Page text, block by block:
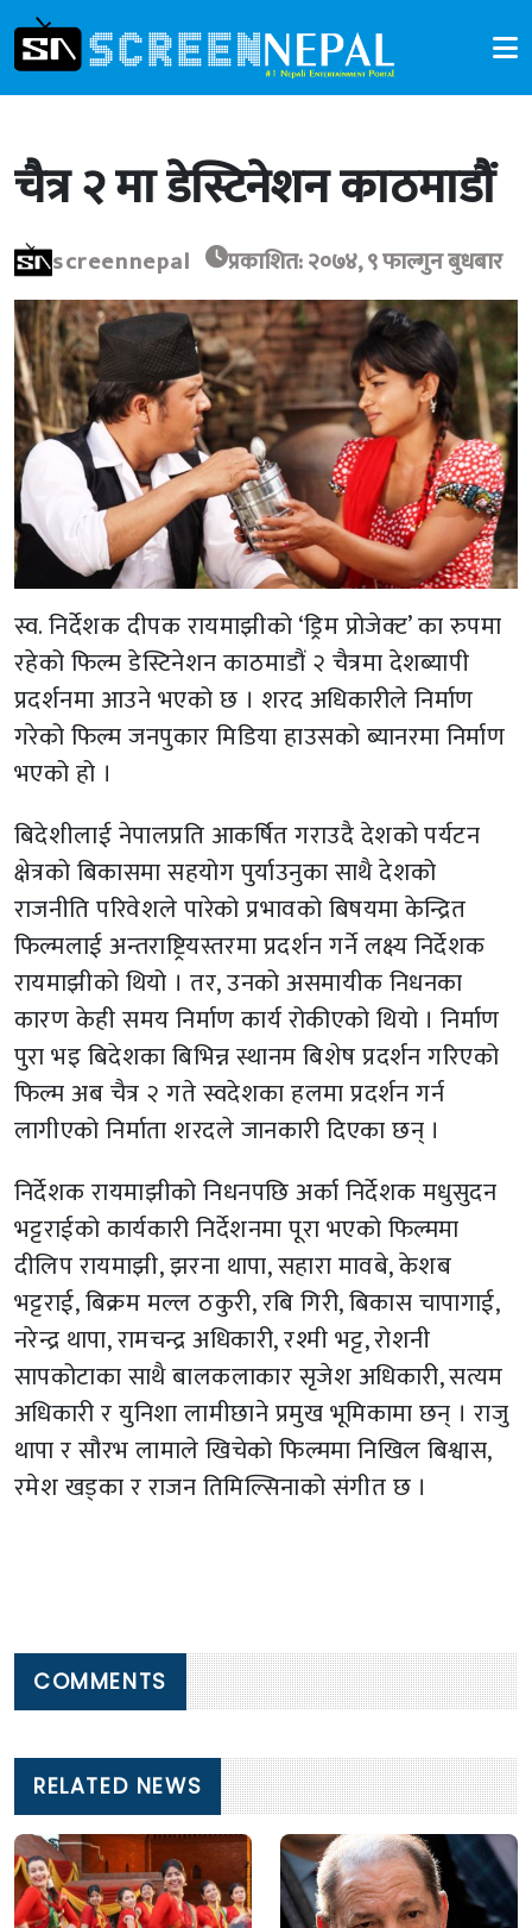
चैत्र २ मा डेस्टिनेशन काठमाडौं
screennepal प्रकाशित: २०७४, ९ फाल्गुन बुधबार
स्व. निर्देशक दीपक रायमाझीको ‘ड्रिम प्रोजेक्ट’ का रुपमा
रहेको फिल्म डेस्टिनेशन काठमाडौं २ चैत्रमा देशब्यापी
प्रदर्शनमा आउने भएको छ । शरद अधिकारीले निर्माण
गरेको फिल्म जनपुकार मिडिया हाउसको ब्यानरमा निर्माण
भएको हो ।
बिदेशीलाई नेपालप्रति आकर्षित गराउदै देशको पर्यटन
क्षेत्रको बिकासमा सहयोग पुर्याउनुका साथै देशको
राजनीति परिवेशले पारेको प्रभावको बिषयमा केन्द्रित
फिल्मलाई अन्तराष्ट्रियस्तरमा प्रदर्शन गर्ने लक्ष्य निर्देशक
रायमाझीको थियो । तर, उनको असमायीक निधनका
कारण केही समय निर्माण कार्य रोकीएको थियो । निर्माण
पुरा भइ बिदेशका बिभिन्न स्थानम बिशेष प्रदर्शन गरिएको
फिल्म अब चैत्र २ गते स्वदेशका हलमा प्रदर्शन गर्न
लागीएको निर्माता शरदले जानकारी दिएका छन् ।
निर्देशक रायमाझीको निधनपछि अर्का निर्देशक मधुसुदन
भट्टराईको कार्यकारी निर्देशनमा पूरा भएको फिल्ममा
दीलिप रायमाझी, झरना थापा, सहारा मावबे, केशब
भट्टराई, बिक्रम मल्ल ठकुरी, रबि गिरी, बिकास चापागाई,
नरेन्द्र थापा, रामचन्द्र अधिकारी, रश्मी भट्ट, रोशनी
सापकोटाका साथै बालकलाकार सृजेश अधिकारी, सत्यम
अधिकारी र युनिशा लामीछाने प्रमुख भूमिकामा छन् । राजु
थापा र सौरभ लामाले खिचेको फिल्ममा निखिल बिश्वास,
रमेश खड्का र राजन तिमिल्सिनाको संगीत छ ।
COMMENTS
RELATED NEWS